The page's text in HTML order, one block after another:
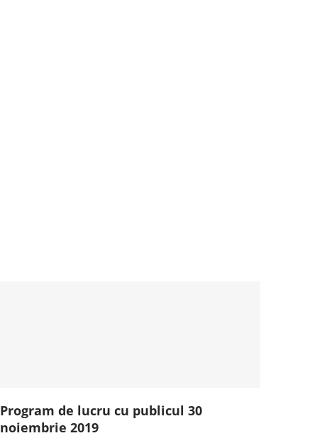
Program de lucru cu publicul 30
noiembrie 2019